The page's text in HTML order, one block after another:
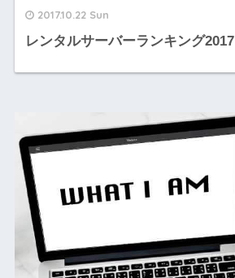
2017.10.22 Sun
レンタルサーバーランキング2017